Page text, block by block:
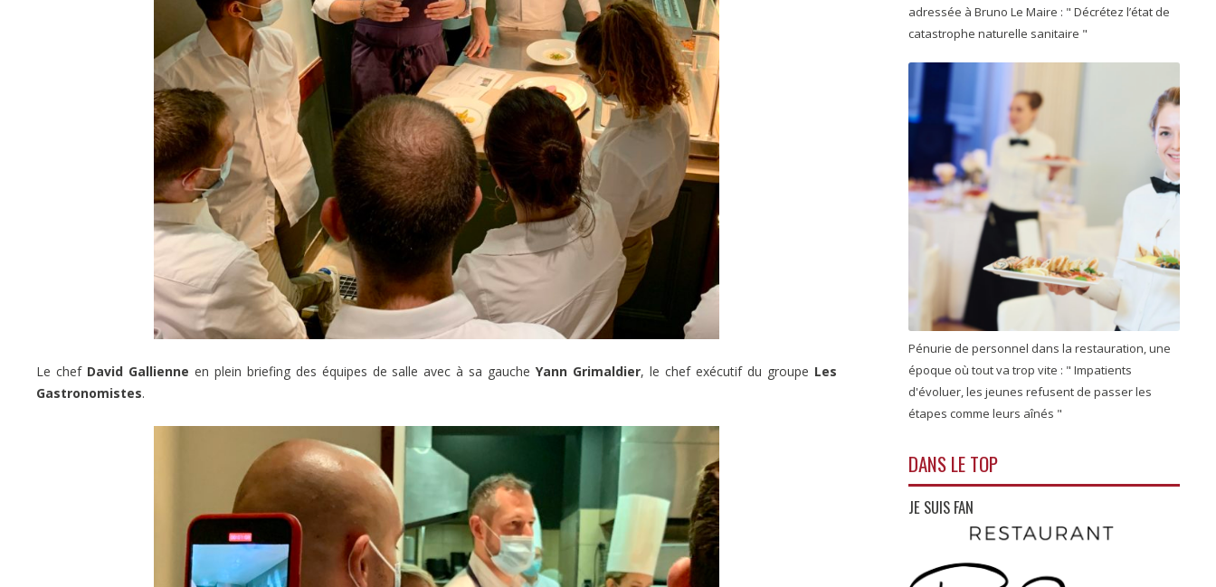
Le chef David Gallienne en plein briefing des équipes de salle avec à sa gaucheYann Grimaldier, le chef exécutif du groupe Les
Gastronomistes.
adressée à Bruno Le Maire : " Décrétez l’état de
catastrophe naturelle sanitaire "
Pénurie de personnel dans la restauration, une
époque où tout va trop vite : " Impatients
d'évoluer, les jeunes refusent de passer les
étapes comme leurs aînés "
DANS LE TOP
JE SUIS FAN